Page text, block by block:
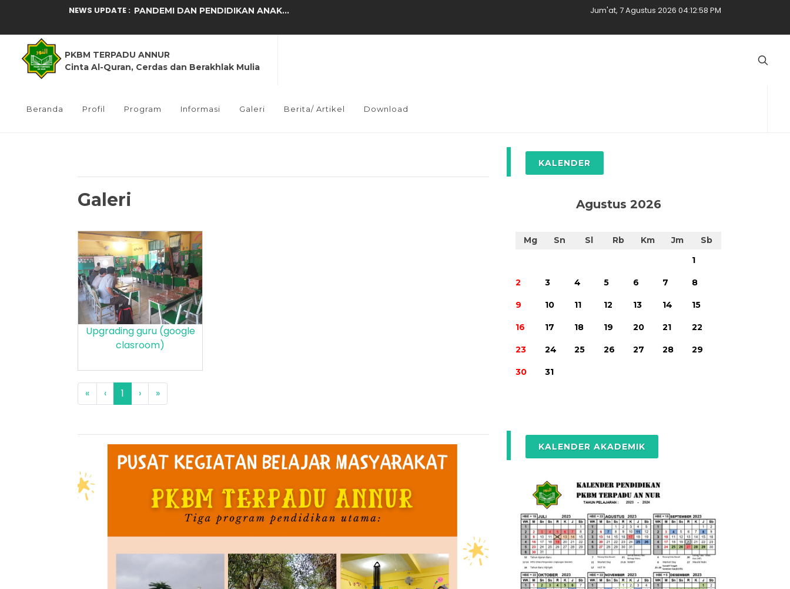
NEWS UPDATE : PANDEMI DAN PENDIDIKAN ANAK...
SELAMATKAN NEGERI DENGAN MENDIDIK GENERASI...
MERANCANG PEMBELAJARAN PASCA DARING...
BELAJAR PADA “PUKULAN PERTAMA”...
MENGINTIP IBU-IBU YANG MULIA...
Jum'at, 7 Agustus 2026 04:12:59 PM
PKBM TERPADU ANNUR
Cinta Al-Quran, Cerdas dan Berakhlak Mulia
Beranda Profil Program Informasi Galeri Berita/ Artikel Download
Galeri
Upgrading guru (google
clasroom)
« ‹ 1 › »
KALENDER
Agustus 2026
Mg Sn Sl Rb Km Jm
Sb
1
2 3 4 5 6 7 8
9 10 11 12 13 14 15
16 17 18 19 20 21 22
23 24 25 26 27 28 29
30 31
KALENDER AKADEMIK